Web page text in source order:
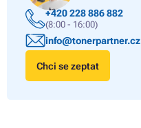
+420 228 886 882
(8:00 - 16:00)
info@tonerpartner.cz
Chci se zeptat